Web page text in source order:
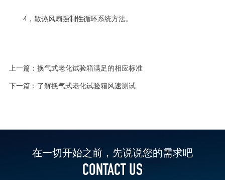
4，散热风扇强制性循环系统方法。
上一篇： 换气式老化试验箱满足的相应标准
下一篇： 了解换气式老化试验箱风速测试
在一切开始之前，先说说您的需求吧
CONTACT US